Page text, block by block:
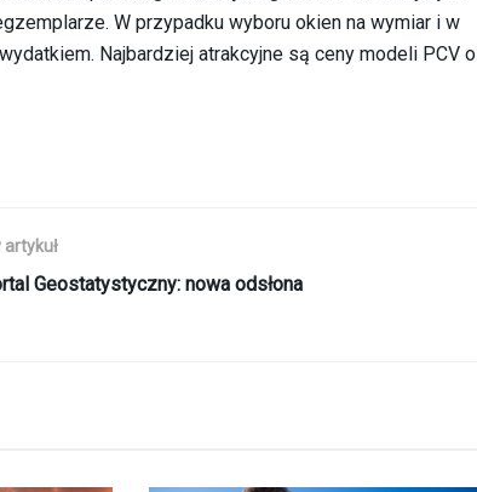
W przypadku wyboru okien na wymiar i w
Najbardziej atrakcyjne są ceny modeli PCV o
artykuł
Geostatystyczny: nowa odsłona